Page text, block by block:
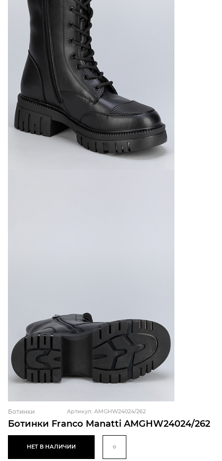
Ботинки Franco Manatti AMGHW24024/262
Ботинки Артикул: AMGHW24024/262
НЕТ В НАЛИЧИИ